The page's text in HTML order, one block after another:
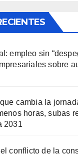
empleo sin
sobre
cambia la
horas, subas
2031
conflicto de la